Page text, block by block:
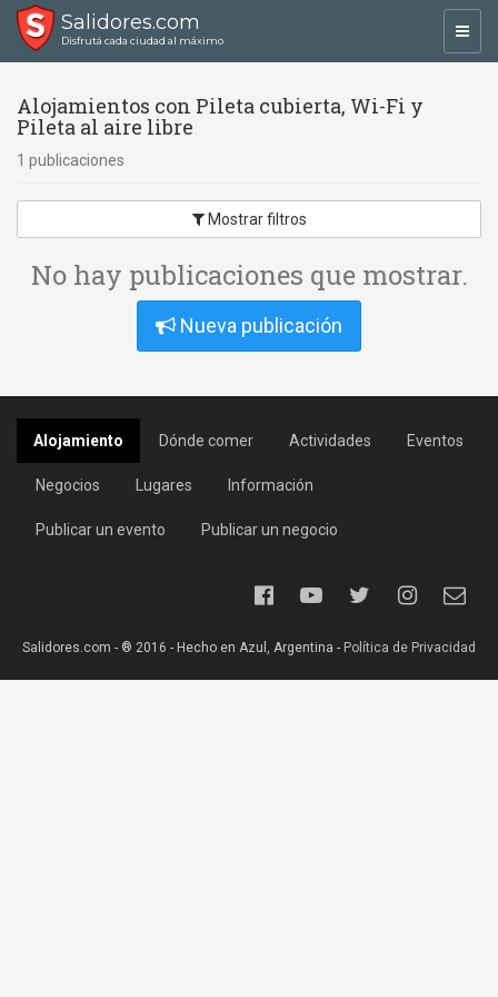
Salidores.com
Disfrutá cada ciudad al máximo
Alojamientos con Pileta cubierta, Wi-Fi y
Pileta al aire libre
1 publicaciones
Mostrar filtros
No hay publicaciones que mostrar.
Nueva publicación
Alojamiento Dónde comer Actividades Eventos
Negocios Lugares Información
Publicar un evento Publicar un negocio
Salidores.com - ® 2016 - Hecho en Azul, Argentina - Política de Privacidad